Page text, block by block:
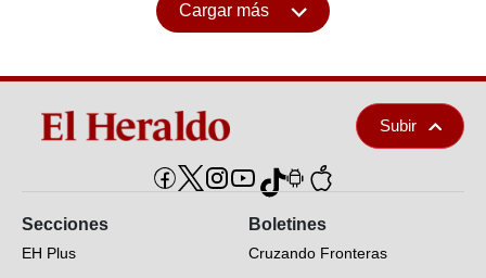
Cargar más
Subir
Secciones
EH Plus
Boletines
Cruzando Fronteras